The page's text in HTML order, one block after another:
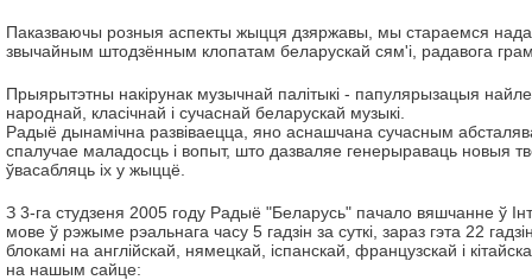
Паказваючы розныя аспекты жыцця дзяржавы, мы стараемся
звычайным штодзённым клопатам беларускай сям'і, радавога
Прыярытэтны накірунак музычнай палітыкі - папулярызацыя
народнай, класічнай і сучаснай беларускай музыкі.
Радыё дынамічна развіваецца, яно аснашчана сучасным
спалучае маладосць і вопыт, што дазваляе генерыраваць новыя
ўвасабляць іх у жыццё.
З 3-га студзеня 2005 году Радыё "Беларусь" пачало вяшчанне ў
мове ў рэжыме рэальнага часу 5 гадзін за суткі, зараз гэта 22
блокамі на англійскай, нямецкай, іспанскай, французскай і
на нашым сайце: